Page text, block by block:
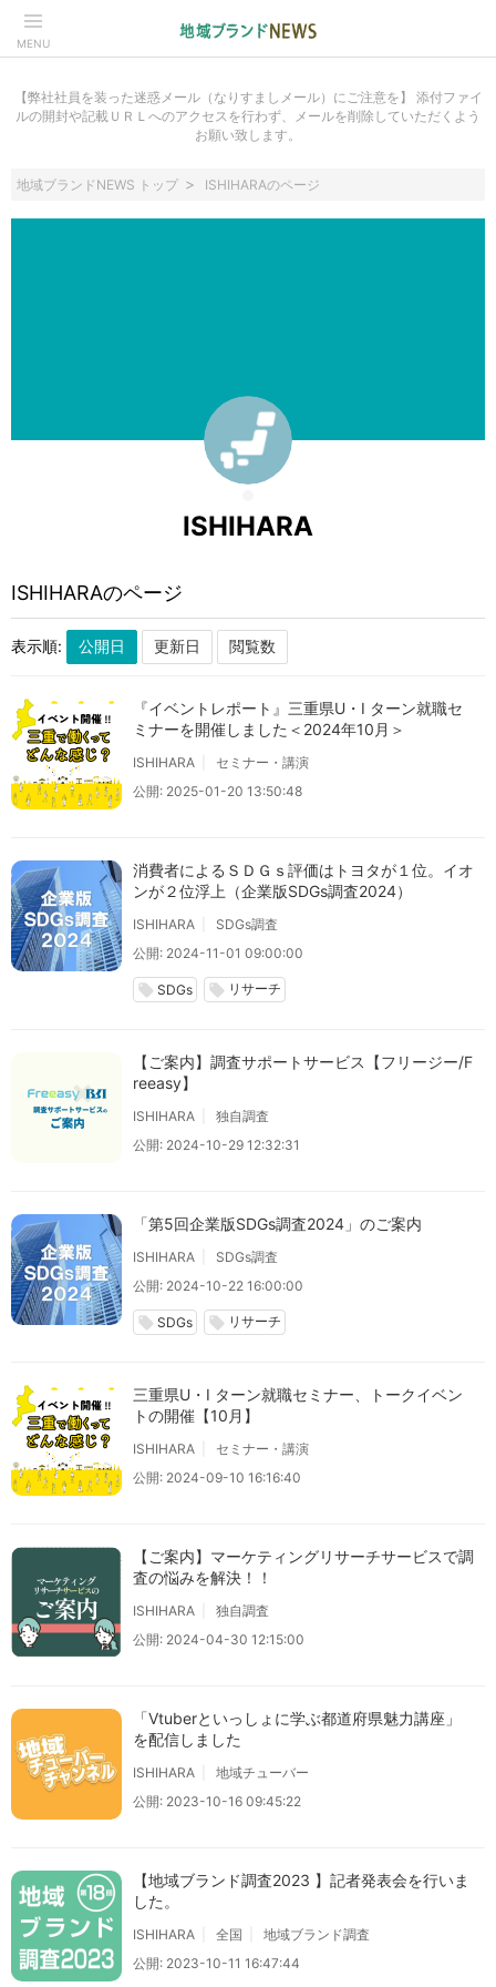
MENU
【弊社社員を装った迷惑メール（なりすましメール）にご注意を】 添付ファイ
ルの開封や記載ＵＲＬへのアクセスを行わず、メールを削除していただくよう
お願い致します。
地域ブランドNEWS トップ ISHIHARAのページ
ISHIHARA
ISHIHARAのページ
表示順:
『イベントレポート』三重県U・I ターン就職セ
ミナーを開催しました＜2024年10月＞
ISHIHARA
セミナー・講演
公開: 2025-01-20 13:50:48
消費者によるＳＤＧｓ評価はトヨタが１位。イオ
ンが２位浮上（企業版SDGs調査2024）
ISHIHARA
SDGs調査
公開: 2024-11-01 09:00:00
local_offer SDGs local_offer リサーチ
【ご案内】調査サポートサービス【フリージー/F
reeasy】
ISHIHARA
独自調査
公開: 2024-10-29 12:32:31
「第5回企業版SDGs調査2024」のご案内
ISHIHARA
SDGs調査
公開: 2024-10-22 16:00:00
local_offer SDGs local_offer リサーチ
三重県U・I ターン就職セミナー、トークイベン
トの開催【10月】
ISHIHARA
セミナー・講演
公開: 2024-09-10 16:16:40
【ご案内】マーケティングリサーチサービスで調
査の悩みを解決！！
ISHIHARA
独自調査
公開: 2024-04-30 12:15:00
「Vtuberといっしょに学ぶ都道府県魅力講座」
を配信しました
ISHIHARA
地域チューバー
公開: 2023-10-16 09:45:22
【地域ブランド調査2023 】記者発表会を行いま
した。
ISHIHARA 全国
地域ブランド調査
公開: 2023-10-11 16:47:44